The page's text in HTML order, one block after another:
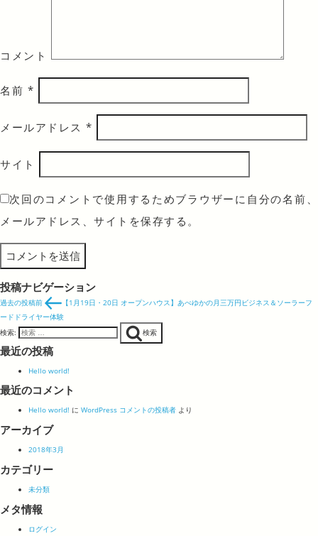
コメント
名前 *
メールアドレス *
サイト
次回のコメントで使用するためブラウザーに自分の名前、
メールアドレス、サイトを保存する。
投稿ナビゲーション
過去の投稿前
【1月19日・20日 オープンハウス】あべゆかの月三万円ビジネス＆ソーラーフ
ードドライヤー体験
検索:
検索
最近の投稿
Hello world!
最近のコメント
Hello world! に WordPress コメントの投稿者 より
アーカイブ
2018年3月
カテゴリー
未分類
メタ情報
ログイン